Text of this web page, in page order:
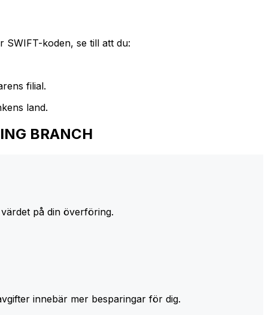
koden, se till att du:
filial.
land.
BRANCH
på din överföring.
innebär mer besparingar för dig.